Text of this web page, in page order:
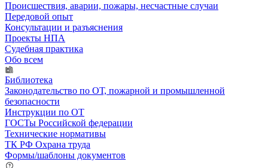
Происшествия, аварии, пожары, несчастные случаи
Передовой опыт
Консультации и разъяснения
Проекты НПА
Судебная практика
Обо всем
Библиотека
Законодательство по ОТ, пожарной и промышленной
безопасности
Инструкции по ОТ
ГОСТы Российской федерации
Технические нормативы
ТК РФ Охрана труда
Формы/шаблоны документов